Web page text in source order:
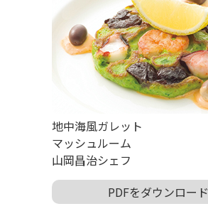
地中海風ガレット
マッシュルーム
山岡昌治シェフ
PDFをダウンロード